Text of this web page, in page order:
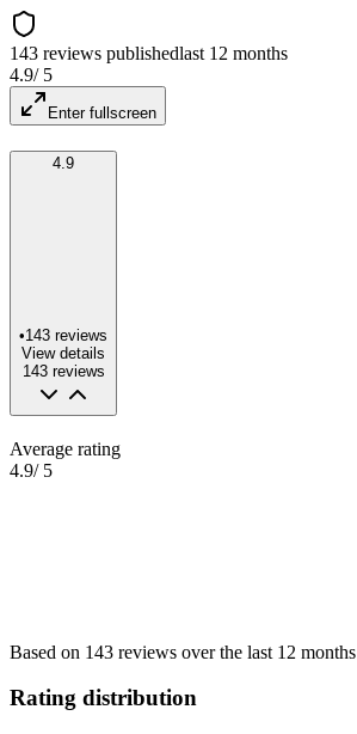
143 reviews publishedlast 12 months
4.9/ 5
Enter fullscreen
4.9
•143 reviews
View details
143 reviews
Average rating
4.9/ 5
Based on 143 reviews over the last 12 months
Rating distribution